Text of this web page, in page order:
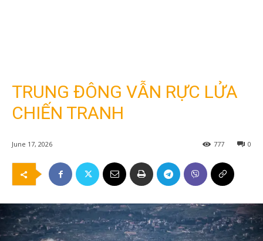
TRUNG ĐÔNG VẪN RỰC LỬA
CHIẾN TRANH
June 17, 2026 0
777